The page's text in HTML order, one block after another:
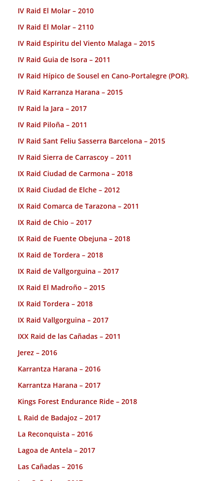
IV Raid El Molar – 2010
IV Raid El Molar – 2110
IV Raid Espiritu del Viento Malaga – 2015
IV Raid Guia de Isora – 2011
IV Raid Hípico de Sousel en Cano-Portalegre (POR).
IV Raid Karranza Harana – 2015
IV Raid la Jara – 2017
IV Raid Piloña – 2011
IV Raid Sant Feliu Sasserra Barcelona – 2015
IV Raid Sierra de Carrascoy – 2011
IX Raid Ciudad de Carmona – 2018
IX Raid Ciudad de Elche – 2012
IX Raid Comarca de Tarazona – 2011
IX Raid de Chio – 2017
IX Raid de Fuente Obejuna – 2018
IX Raid de Tordera – 2018
IX Raid de Vallgorguina – 2017
IX Raid El Madroño – 2015
IX Raid Tordera – 2018
IX Raid Vallgorguina – 2017
IXX Raid de las Cañadas – 2011
Jerez – 2016
Karrantza Harana – 2016
Karrantza Harana – 2017
Kings Forest Endurance Ride – 2018
L Raid de Badajoz – 2017
La Reconquista – 2016
Lagoa de Antela – 2017
Las Cañadas – 2016